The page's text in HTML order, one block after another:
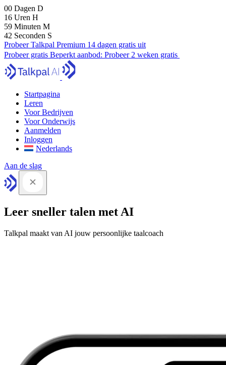
00 Dagen D
16 Uren H
59 Minuten M
41 Seconden S
Probeer Talkpal Premium 14 dagen gratis uit
Probeer gratis Beperkt aanbod: Probeer 2 weken gratis
Startpagina
Leren
Voor Bedrijven
Voor Onderwijs
Aanmelden
Inloggen
Nederlands
Aan de slag
Leer sneller talen met AI
Talkpal maakt van AI jouw persoonlijke taalcoach